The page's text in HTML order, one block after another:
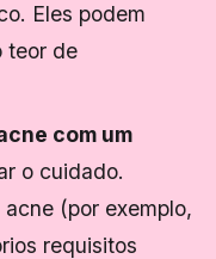
Eles podem
teor de
com um
o cuidado.
(por exemplo,
requisitos